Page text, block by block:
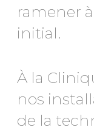
ramener
initial.
À la
nos
de la